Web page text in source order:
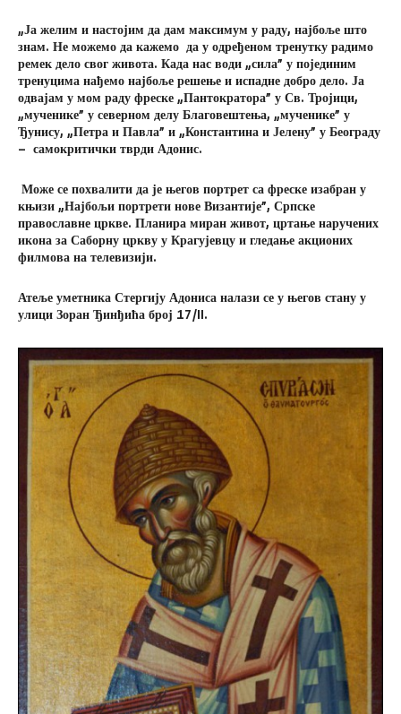
„Ја желим и настојим да дам максимум у раду, најбоље што
знам. Не можемо да кажемо да у одређеном тренутку радимо
ремек дело свог живота. Када нас води „сила” у појединим
тренуцима нађемо најбоље решење и испадне добро дело. Ја
одвајам у мом раду фреске „Пантократора” у Св. Тројици,
„мученике” у северном делу Благовештења, „мученике” у
Ђунису, „Петра и Павла” и „Константина и Јелену” у Београду
– самокритички тврди Адонис.
Може се похвалити да је његов портрет са фреске изабран у
књизи „Најбољи портрети нове Византије”, Српске
православне цркве. Планира миран живот, цртање наручених
икона за Саборну цркву у Крагујевцу и гледање акционих
филмова на телевизији.
Атеље уметника Стергију Адониса налази се у његов стану у
улици Зоран Ђинђића број 17/II.